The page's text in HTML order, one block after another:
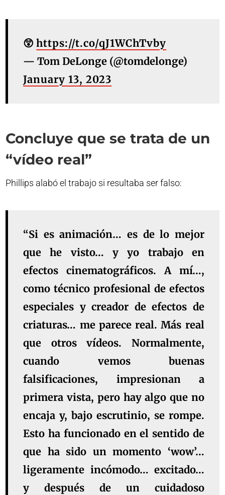
😲https://t.co/qJ1WChTvby
— Tom DeLonge (@tomdelonge)
January 13, 2023
Concluye que se trata de un
“vídeo real”
Phillips alabó el trabajo si resultaba ser falso:
“Si es animación… es de lo mejor
que he visto… y yo trabajo en
efectos cinematográficos. A mí…,
como técnico profesional de efectos
especiales y creador de efectos de
criaturas… me parece real. Más real
que otros vídeos. Normalmente,
cuando vemos buenas
falsificaciones, impresionan a
primera vista, pero hay algo que no
encaja y, bajo escrutinio, se rompe.
Esto ha funcionado en el sentido de
que ha sido un momento ‘wow’…
ligeramente incómodo… excitado…
y después de un cuidadoso